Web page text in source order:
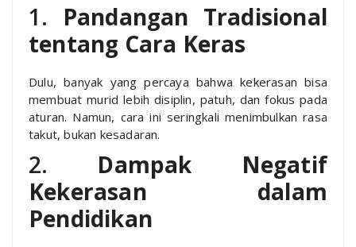
1. Pandangan Tradisional
tentang Cara Keras
Dulu, banyak yang percaya bahwa kekerasan bisa
membuat murid lebih disiplin, patuh, dan fokus pada
aturan. Namun, cara ini seringkali menimbulkan rasa
takut, bukan kesadaran.
2. Dampak Negatif
Kekerasan dalam
Pendidikan